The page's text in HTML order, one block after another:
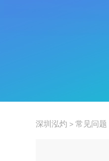
深圳泓灼 > 常见问题